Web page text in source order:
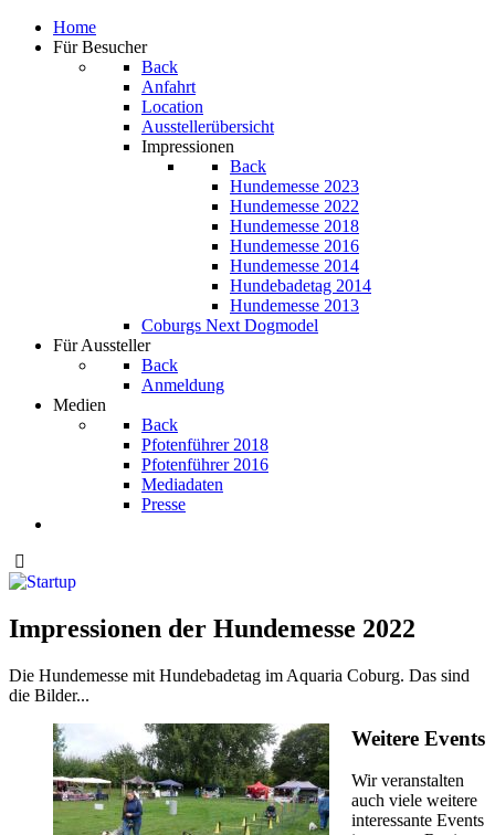
Home
Für Besucher
Back
Anfahrt
Location
Ausstellerübersicht
Impressionen
Back
Hundemesse 2023
Hundemesse 2022
Hundemesse 2018
Hundemesse 2016
Hundemesse 2014
Hundebadetag 2014
Hundemesse 2013
Coburgs Next Dogmodel
Für Aussteller
Back
Anmeldung
Medien
Back
Pfotenführer 2018
Pfotenführer 2016
Mediadaten
Presse
Impressionen der Hundemesse 2022
Die Hundemesse mit Hundebadetag im Aquaria Coburg. Das sind
die Bilder...
Weitere Events
Wir veranstalten
auch viele weitere
interessante Events